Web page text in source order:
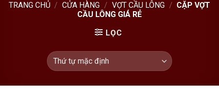
TRANG CHỦ / CỬA HÀNG / VỢT CẦU LÔNG / CẶP VỢT
CẦU LÔNG GIÁ RẺ
LỌC